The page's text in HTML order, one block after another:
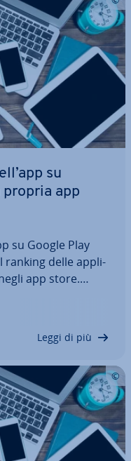
su
propria app
su Google Play
ranking delle ap­pli­
app store.
ricevono ov­via­
Leggi di più